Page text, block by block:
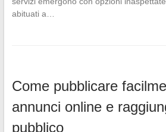
abituati a…
Come pubblicare
annunci online e
pubblico